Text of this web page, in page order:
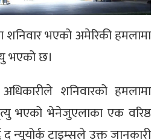
भएको अमेरिकी हमलामा
भएको छ।
शनिवारको हमलामा
भएको भेनेजुएलाका एक वरिष्ठ
न्यूयोर्क टाइम्सले उक्त जानकारी